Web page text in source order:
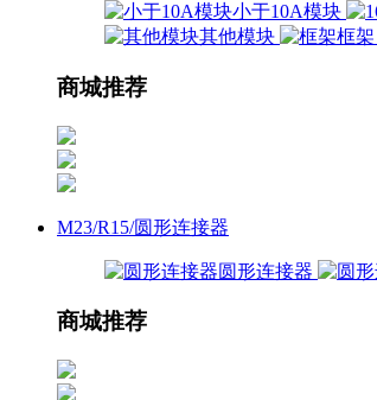
小于10A模块
其他模块
框架
商城推荐
M23/R15/圆形连接器
圆形连接器
商城推荐